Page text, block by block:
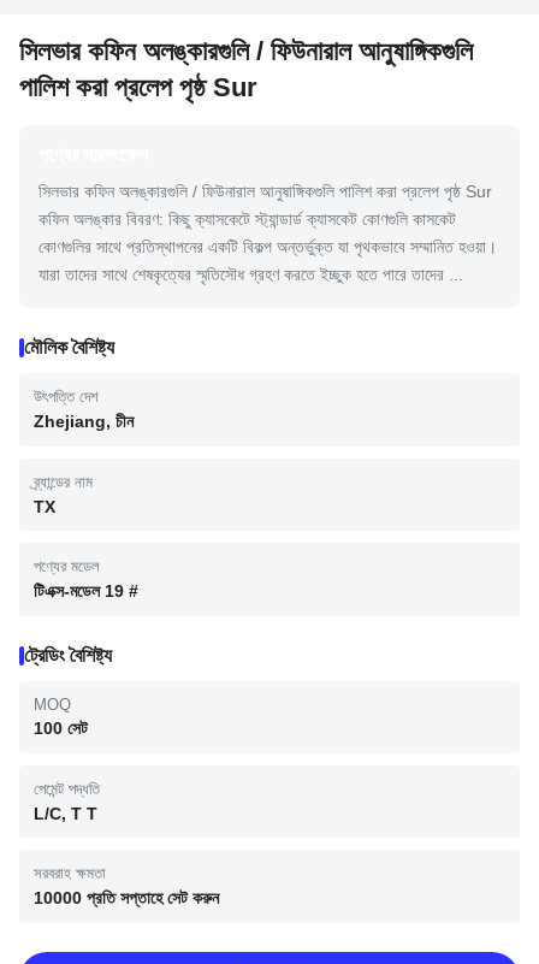
সিলভার কফিন অলঙ্কারগুলি / ফিউনারাল আনুষাঙ্গিকগুলি
পালিশ করা প্রলেপ পৃষ্ঠ Sur
সিলভার কফিন অলঙ্কারগুলি / ফিউনারাল আনুষাঙ্গিকগুলি পালিশ করা প্রলেপ পৃষ্ঠ Sur
কফিন অলঙ্কার বিবরণ: কিছু ক্যাসকেটে স্ট্যান্ডার্ড ক্যাসকেট কোণগুলি কাসকেট
কোণগুলির সাথে প্রতিস্থাপনের একটি বিকল্প অন্তর্ভুক্ত যা পৃথকভাবে সম্মানিত হওয়া।
যারা তাদের সাথে শেষকৃত্যের স্মৃতিসৌধ গ্রহণ করতে ইচ্ছুক হতে পারে তাদের ...
মৌলিক বৈশিষ্ট্য
উৎপত্তি দেশ
Zhejiang, চীন
ব্র্যান্ডের নাম
TX
পণ্যের মডেল
টিএক্স-মডেল 19 #
ট্রেডিং বৈশিষ্ট্য
MOQ
100 সেট
পেমেন্ট পদ্ধতি
L/C, T T
সরবরাহ ক্ষমতা
10000 প্রতি সপ্তাহে সেট করুন